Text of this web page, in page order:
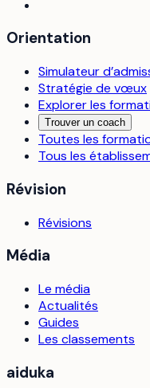
Orientation
Simulateur
Stratégie de vœux
Explorer les
Trouver un coach
Toutes les
Tous les
Révision
Révisions
Média
Le média
Actualités
Guides
Les classements
aiduka